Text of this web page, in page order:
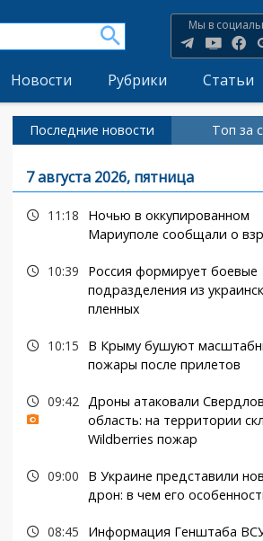
Мы в
Новости Рубрики Статьи
Последние новости Топ за
7 августа 2026, пятница
11:18
Ночью в оккупированном
Мариуполе сообщали о
10:39
Россия формирует боевые
подразделения из
пленных
10:15
В Крыму бушуют
пожары после прилетов
09:42 Дроны атаковали
область: на территории
Wildberries пожар
09:00
В Украине представили
дрон: в чем его
08:45
Информация Генштаба